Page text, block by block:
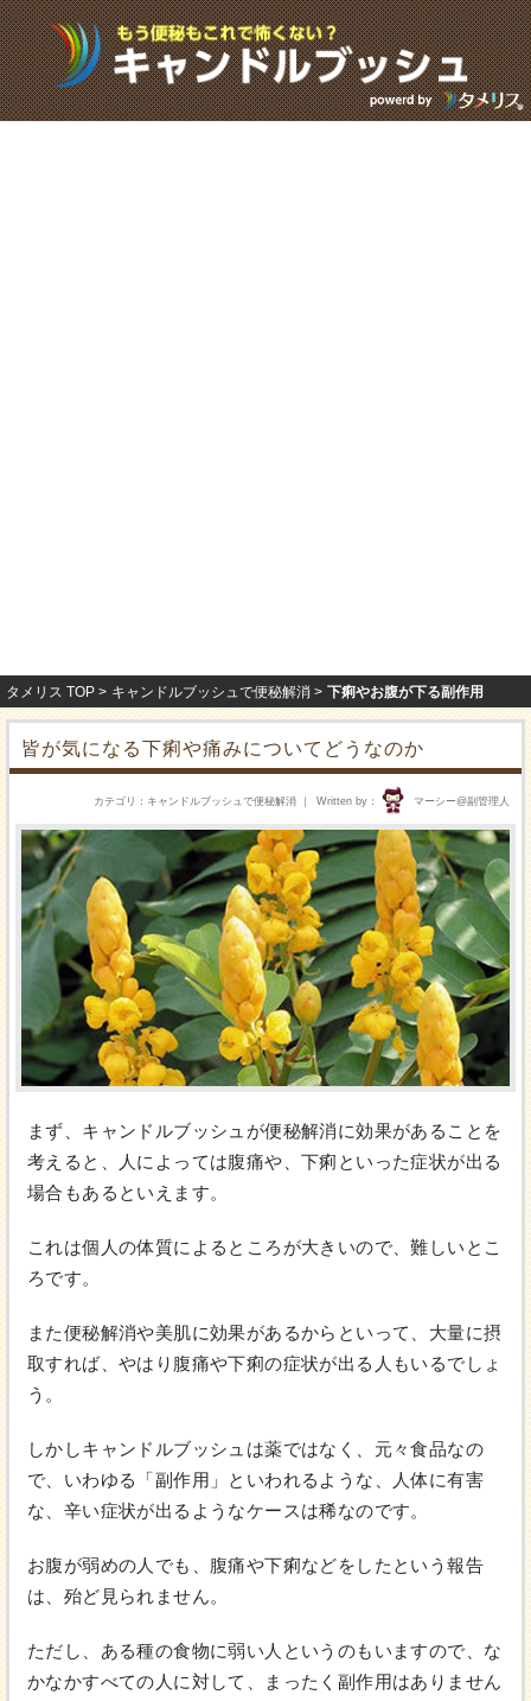
タメリス TOP キャンドルブッシュで便秘解消 下痢やお腹が下る副作用
皆が気になる下痢や痛みについてどうなのか
Written by マーシー@副管理人
カテゴリ キャンドルブッシュで便秘解消
まず、キャンドルブッシュが便秘解消に効果があることを
考えると、人によっては腹痛や、下痢といった症状が出る
場合もあるといえます。
これは個人の体質によるところが大きいので、難しいとこ
ろです。
また便秘解消や美肌に効果があるからといって、大量に摂
取すれば、やはり腹痛や下痢の症状が出る人もいるでしょ
う。
しかしキャンドルブッシュは薬ではなく、元々食品なの
で、いわゆる「副作用」といわれるような、人体に有害
な、辛い症状が出るようなケースは稀なのです。
お腹が弱めの人でも、腹痛や下痢などをしたという報告
は、殆ど見られません。
ただし、ある種の食物に弱い人というのもいますので、な
かなかすべての人に対して、まったく副作用はありません